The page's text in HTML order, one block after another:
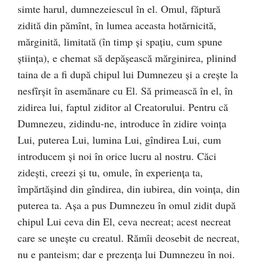
simte harul, dumnezeiescul în el. Omul, făptură
zidită din pămînt, în lumea aceasta hotărnicită,
mărginită, limitată (în timp şi spaţiu, cum spune
ştiinţa), e chemat să depăşească mărginirea, plinind
taina de a fi după chipul lui Dumnezeu şi a creşte la
nesfîrşit în asemănare cu El. Să primească în el, în
zidirea lui, faptul ziditor al Creatorului. Pentru că
Dumnezeu, zidindu-ne, introduce în zidire voinţa
Lui, puterea Lui, lumina Lui, gîndirea Lui, cum
introducem şi noi în orice lucru al nostru. Căci
zideşti, creezi şi tu, omule, în experienţa ta,
împărtăşind din gîndirea, din iubirea, din voinţa, din
puterea ta. Aşa a pus Dumnezeu în omul zidit după
chipul Lui ceva din El, ceva necreat; acest necreat
care se uneşte cu creatul. Rămîi deosebit de necreat,
nu e panteism; dar e prezenţa lui Dumnezeu în noi.